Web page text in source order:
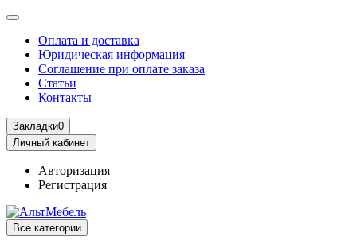
Оплата и доставка
Юридическая информация
Соглашение при оплате заказа
Статьи
Контакты
Закладки0
Личный кабинет
Авторизация
Регистрация
Все категории